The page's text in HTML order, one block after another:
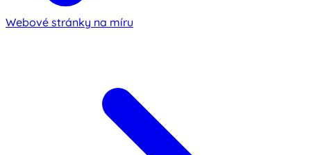
Webové stránky na míru